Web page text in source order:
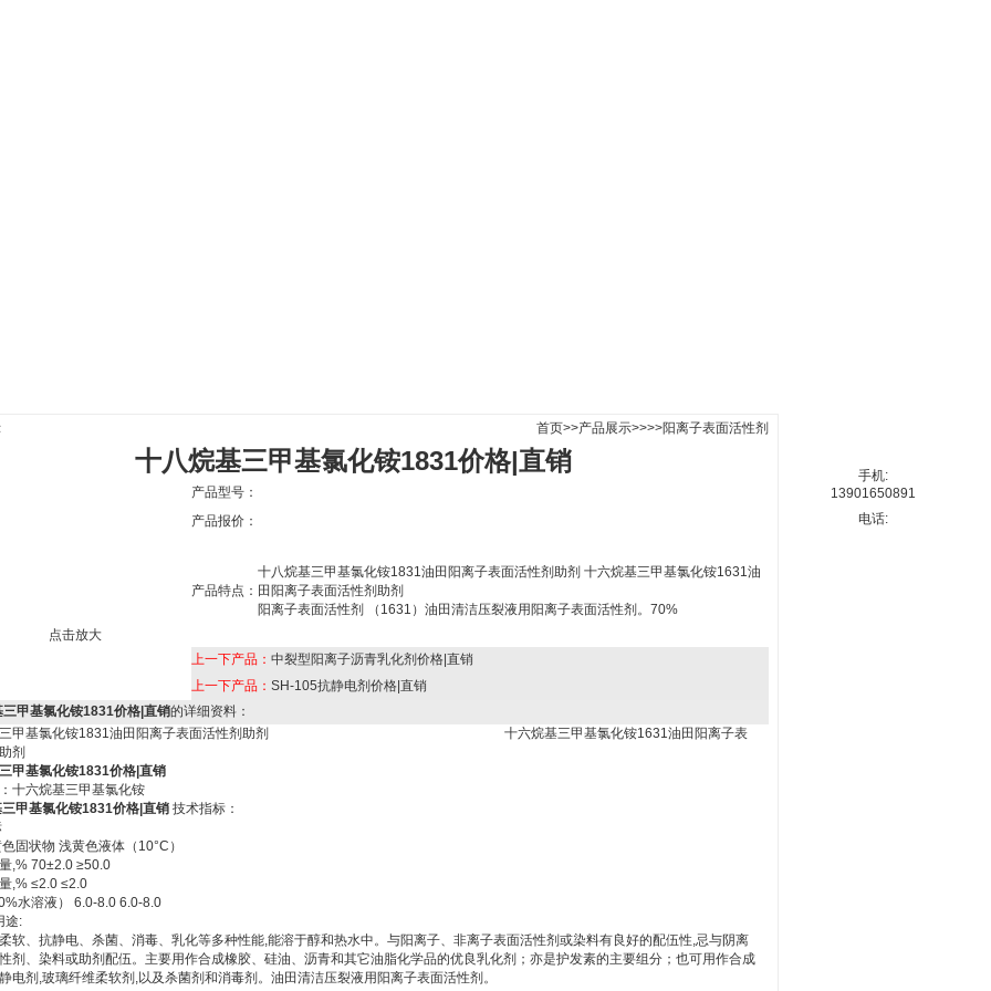
手机:
13901650891
电话:
首页>>产品展示>>>>阳离子表面活性剂
十八烷基三甲基氯化铵1831价格|直销
点击放大
产品型号：
产品报价：
产品特点：
十八烷基三甲基氯化铵1831油田阳离子表面活性剂助剂 十六烷基三甲基氯化铵1631油
田阳离子表面活性剂助剂
阳离子表面活性剂 （1631）油田清洁压裂液用阳离子表面活性剂。70%
上一下产品： 中裂型阳离子沥青乳化剂价格|直销
上一下产品： SH-105抗静电剂价格|直销
三甲基氯化铵1831价格|直销的详细资料：
三甲基氯化铵1831油田阳离子表面活性剂助剂 十六烷基三甲基氯化铵1631油田阳离子表
剂
甲基氯化铵1831价格|直销
十六烷基三甲基氯化铵
甲基氯化铵1831价格|直销 技术指标：
固状物 浅黄色液体（10°C）
,% 70±2.0 ≥50.0
,% ≤2.0 ≤2.0
水溶液） 6.0-8.0 6.0-8.0
途:
软、抗静电、杀菌、消毒、乳化等多种性能,能溶于醇和热水中。与阳离子、非离子表面活性剂或染料有良好的配伍性,忌与阴离
剂、染料或助剂配伍。主要用作合成橡胶、硅油、沥青和其它油脂化学品的优良乳化剂；亦是护发素的主要组分；也可用作合成
电剂,玻璃纤维柔软剂,以及杀菌剂和消毒剂。油田清洁压裂液用阳离子表面活性剂。